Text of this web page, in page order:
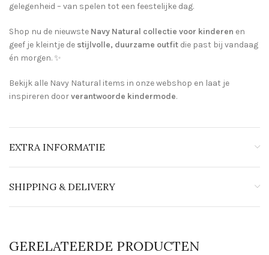
gelegenheid – van spelen tot een feestelijke dag.
Shop nu de nieuwste Navy Natural collectie voor kinderen en
geef je kleintje de stijlvolle, duurzame outfit die past bij vandaag
én morgen. ✨
Bekijk alle Navy Natural items in onze webshop en laat je
inspireren doorverantwoorde kindermode.
EXTRA INFORMATIE
SHIPPING & DELIVERY
GERELATEERDE PRODUCTEN